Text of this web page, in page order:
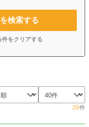
検索する
件をクリアする
20件